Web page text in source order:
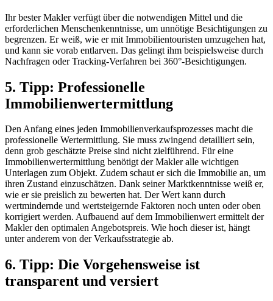
Ihr bester Makler verfügt über die notwendigen Mittel und die
erforderlichen Menschenkenntnisse, um unnötige Besichtigungen zu
begrenzen. Er weiß, wie er mit Immobilientouristen umzugehen hat,
und kann sie vorab entlarven. Das gelingt ihm beispielsweise durch
Nachfragen oder Tracking-Verfahren bei 360°-Besichtigungen.
5. Tipp: Professionelle
Immobilienwertermittlung
Den Anfang eines jeden Immobilienverkaufsprozesses macht die
professionelle Wertermittlung. Sie muss zwingend detailliert sein,
denn grob geschätzte Preise sind nicht zielführend. Für eine
Immobilienwertermittlung benötigt der Makler alle wichtigen
Unterlagen zum Objekt. Zudem schaut er sich die Immobilie an, um
ihren Zustand einzuschätzen. Dank seiner Marktkenntnisse weiß er,
wie er sie preislich zu bewerten hat. Der Wert kann durch
wertmindernde und wertsteigernde Faktoren noch unten oder oben
korrigiert werden. Aufbauend auf dem Immobilienwert ermittelt der
Makler den optimalen Angebotspreis. Wie hoch dieser ist, hängt
unter anderem von der Verkaufsstrategie ab.
6. Tipp: Die Vorgehensweise ist
transparent und versiert